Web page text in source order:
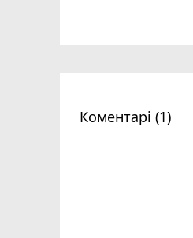
Коментарі (1)